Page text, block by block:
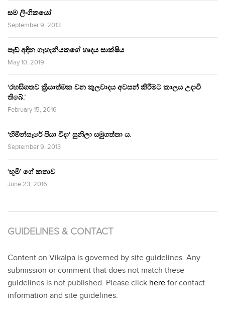
සම ලිංගිකයෝ
September 9, 2013
පෑඩ් අඳින ගැහැනියකගේ හෘදය සාක්ෂිය
May 10, 2019
‘රහසිගතව ක්‍රියාත්මක වන කුලවාදය අවසන් කිරීමට කාලය උදාවී
තිබේ.’
February 15, 2016
‘හිමින්සැරේ පියා විදා‘ සුනිලා සමුගත්තා ය.
September 9, 2013
‘භූමි’ ගේ කතාව
June 23, 2016
GUIDELINES & CONTACT
Content on Vikalpa is governed by site guidelines. Any
submission or comment that does not match these
guidelines is not published. Please click here for contact
information and site guidelines.